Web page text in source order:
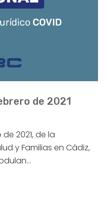
de 2021
2021, de la
y Familias en Cádiz,